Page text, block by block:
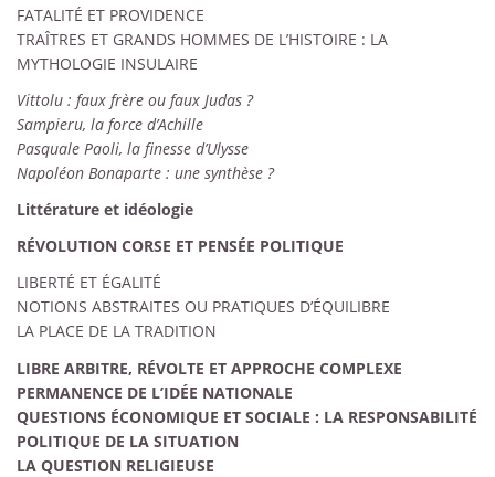
FATALITÉ ET PROVIDENCE
TRAÎTRES ET GRANDS HOMMES DE L’HISTOIRE : LA
MYTHOLOGIE INSULAIRE
Vittolu : faux frère ou faux Judas ?
Sampieru, la force d’Achille
Pasquale Paoli, la finesse d’Ulysse
Napoléon Bonaparte : une synthèse ?
Littérature et idéologie
RÉVOLUTION CORSE ET PENSÉE POLITIQUE
LIBERTÉ ET ÉGALITÉ
NOTIONS ABSTRAITES OU PRATIQUES D’ÉQUILIBRE
LA PLACE DE LA TRADITION
LIBRE ARBITRE, RÉVOLTE ET APPROCHE COMPLEXE
PERMANENCE DE L’IDÉE NATIONALE
QUESTIONS ÉCONOMIQUE ET SOCIALE : LA RESPONSABILITÉ
POLITIQUE DE LA SITUATION
LA QUESTION RELIGIEUSE